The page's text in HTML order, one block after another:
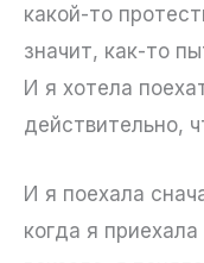
какой-то
значит, как-то
И я хотела
действительно,
И я поехала
когда я